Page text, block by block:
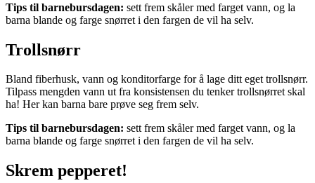
Tips til barnebursdagen: sett frem skåler med farget vann, og la
barna blande og farge snørret i den fargen de vil ha selv.
Trollsnørr
Bland fiberhusk, vann og konditorfarge for å lage ditt eget trollsnørr.
Tilpass mengden vann ut fra konsistensen du tenker trollsnørret skal
ha! Her kan barna bare prøve seg frem selv.
Tips til barnebursdagen: sett frem skåler med farget vann, og la
barna blande og farge snørret i den fargen de vil ha selv.
Skrem pepperet!